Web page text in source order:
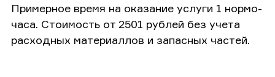
Примерное время на оказание услуги 1 нормо-
часа. Стоимость от 2501 рублей без учета
расходных материаллов и запасных частей.